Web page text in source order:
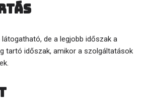
de a legjobb időszak a
tartó időszak, amikor a szolgáltatások